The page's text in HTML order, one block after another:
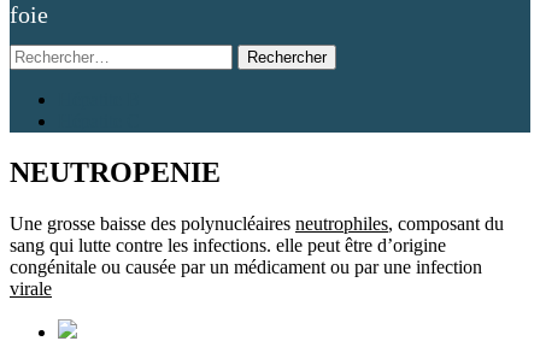
foie
Rechercher :
Aller
NEUTROPENIE
Une grosse baisse des polynucléaires neutrophiles, composant du
sang qui lutte contre les infections. elle peut être d’origine
congénitale ou causée par un médicament ou par une infection
virale